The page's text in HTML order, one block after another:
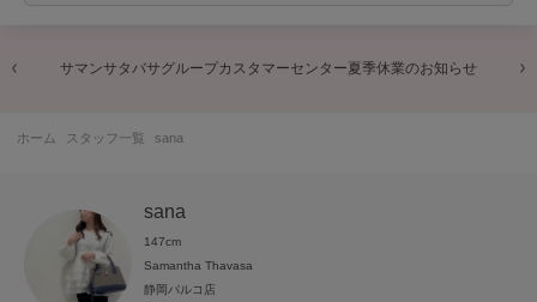
サマンサタバサグループカスタマーセンター夏季休業のお知らせ
ホーム スタッフ一覧 sana
147cm
Samantha Thavasa
静岡パルコ店
sana